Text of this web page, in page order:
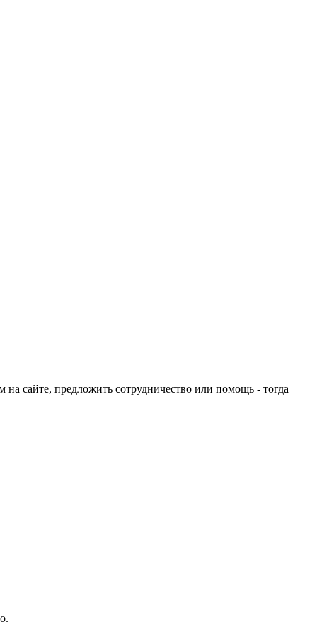
на сайте, предложить сотрудничество или помощь - тогда